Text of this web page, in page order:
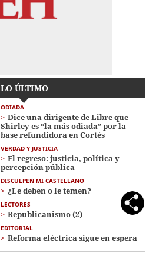
LO ÚLTIMO
ODIADA
Dice una dirigente de Libre que
Shirley es “la más odiada” por la
base refundidora en Cortés
VERDAD Y JUSTICIA
El regreso: justicia, política y
percepción pública
DISCULPEN MI CASTELLANO
¿Le deben o le temen?
LECTORES
Republicanismo (2)
EDITORIAL
Reforma eléctrica sigue en espera